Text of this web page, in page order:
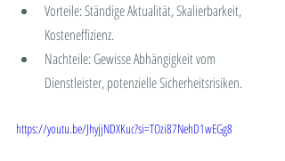
Vorteile: Ständige Aktualität, Skalierbarkeit,
Kosteneffizienz.
Nachteile: Gewisse Abhängigkeit vom
Dienstleister, potenzielle Sicherheitsrisiken.
https://youtu.be/JhyjjNDXKuc?si=TOzi87NehD1wEGg8